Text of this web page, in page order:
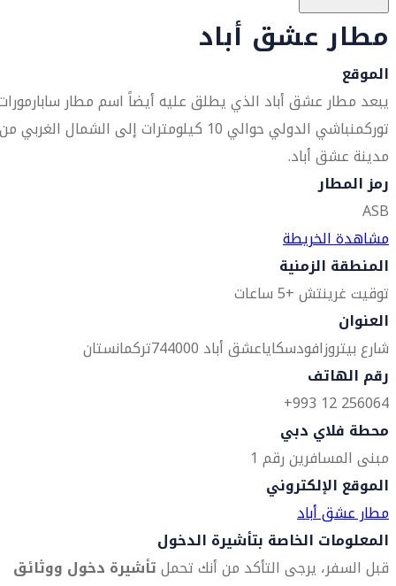
مطار عشق أباد
الموقع
يبعد مطار عشق أباد الذي يطلق عليه أيضاً اسم مطار
توركمنباشي الدولي حوالي 10 كيلومترات إلى الشمال الغربي من
مدينة عشق أباد.
رمز المطار
ASB
مشاهدة الخريطة
المنطقة الزمنية
توقيت غرينتش +5 ساعات
العنوان
شارع بيتروزافودسكاياعشق أباد 744000
تركمانستان
رقم الهاتف
256064 12 993+
محطة فلاي دبي
مبنى المسافرين رقم 1
الموقع الإلكتروني
مطار عشق أباد
المعلومات الخاصة بتأشيرة الدخول
قبل السفر، يرجى التأكد من أنك تحملتأشيرة دخول ووثائق